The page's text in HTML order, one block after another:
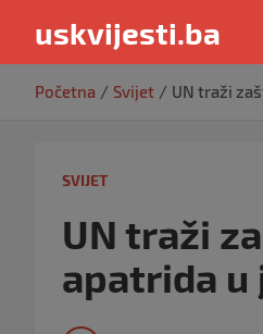
uskvijesti.ba
Početna Svijet UN traži
SVIJET
UN traži
apatrida u